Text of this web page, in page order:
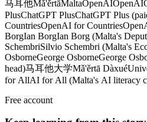
马耳他Mǎ'ěrtāMaltaOpenAIOpenAI
PlusChatGPT PlusChatGPT Plus
CountriesOpenAI for Countries
BorgIan BorgIan Borg (Malta's
SchembriSilvio Schembri (Malta's
OsborneGeorge OsborneGeorge
head)马耳他大学Mǎ'ěrtā Dàxué
for AllAI for All (Malta's AI literacy
Free account